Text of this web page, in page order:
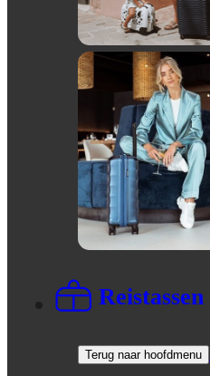
Reistassen
Terug naar hoofdmenu